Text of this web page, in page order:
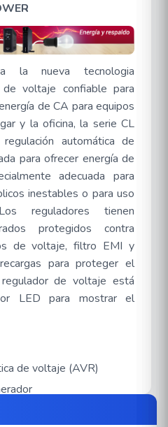
la nueva tecnologia
de voltaje confiable para
de CA para equipos
y la oficina, la serie CL
automática de
para ofrecer energía de
adecuada para
inestables o para uso
reguladores tienen
protegidos contra
de voltaje, filtro EMI y
para proteger el
de voltaje está
LED para mostrar el
de voltaje (AVR)